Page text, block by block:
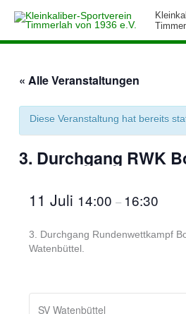
Inhalt
« Alle Veranstaltungen
Diese Veranstaltung hat bereits
3. Durchgang RWK
11 Juli 14:00– 16:30
3. Durchgang Rundenwettkampf
Watenbüttel.
SV Watenbüttel